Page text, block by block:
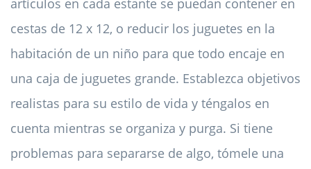
artículos en cada estante se puedan contener en
cestas de 12 x 12, o reducir los juguetes en la
habitación de un niño para que todo encaje en
una caja de juguetes grande. Establezca objetivos
realistas para su estilo de vida y téngalos en
cuenta mientras se organiza y purga. Si tiene
problemas para separarse de algo, tómele una